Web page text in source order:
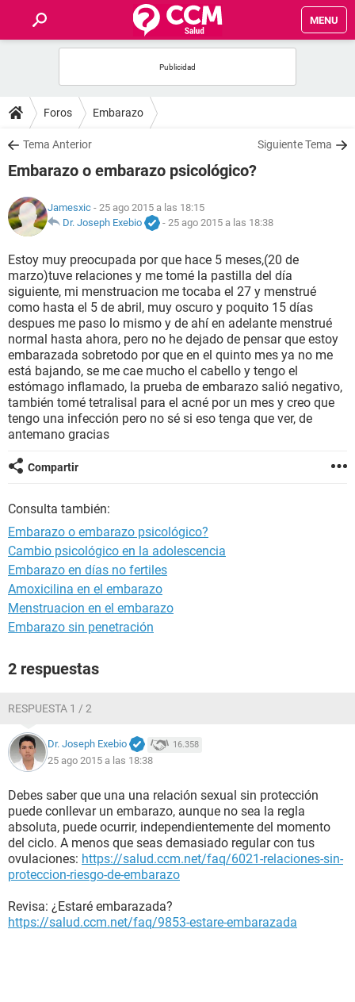
MENU
FOROS
SALUD
NUTRICIÓN
BIENESTAR
SEXUALIDAD
GLOSARIO
Foros Embarazo
Tema Anterior Siguiente Tema
Embarazo o embarazo psicológico?
Jamesxic - 25 ago 2015 a las 18:15
Dr. Joseph Exebio
- 25 ago 2015 a las 18:38
Estoy muy preocupada por que hace 5 meses,(20 de
marzo)tuve relaciones y me tomé la pastilla del día
siguiente, mi menstruacion me tocaba el 27 y menstrué
como hasta el 5 de abril, muy oscuro y poquito 15 días
despues me paso lo mismo y de ahí en adelante menstrué
normal hasta ahora, pero no he dejado de pensar que estoy
embarazada sobretodo por que en el quinto mes ya no me
está bajando, se me cae mucho el cabello y tengo el
estómago inflamado, la prueba de embarazo salió negativo,
también tomé tetralisal para el acné por un mes y creo que
tengo una infección pero no sé si eso tenga que ver, de
antemano gracias
Compartir
Consulta también:
Embarazo o embarazo psicológico?
Cambio psicológico en la adolescencia
Embarazo en días no fertiles
Amoxicilina en el embarazo
Menstruacion en el embarazo
Embarazo sin penetración
2 respuestas
RESPUESTA 1 / 2
Dr. Joseph Exebio 16.358
25 ago 2015 a las 18:38
Debes saber que una una relación sexual sin protección
puede conllevar un embarazo, aunque no sea la regla
absoluta, puede ocurrir, independientemente del momento
del ciclo. A menos que seas demasiado regular con tus
ovulaciones: https://salud.ccm.net/faq/6021-relaciones-sin-
proteccion-riesgo-de-embarazo
Revisa: ¿Estaré embarazada?
https://salud.ccm.net/faq/9853-estare-embarazada